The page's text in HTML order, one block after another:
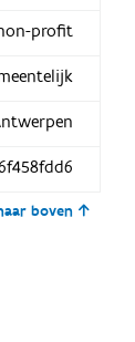
profit
boven